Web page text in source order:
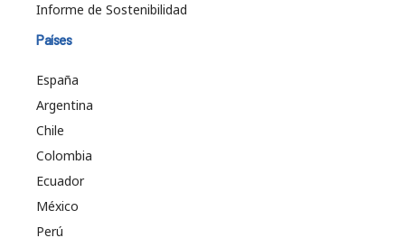
Informe de Sostenibilidad
Países
España
Argentina
Chile
Colombia
Ecuador
México
Perú